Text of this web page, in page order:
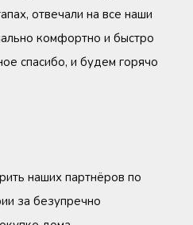
отвечали на все наши
комфортно и быстро
спасибо, и будем горячо
наших партнёров по
за безупречно